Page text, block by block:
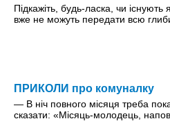
Підкажіть, будь-ласка, чи існують
вже не можуть передати всю
ПРИКОЛИ про комуналку
— В ніч повного місяця треба
сказати: «Місяць-молодець,